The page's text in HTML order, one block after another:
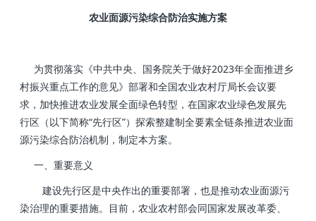
农业面源污染综合防治实施方案
为贯彻落实《中共中央、国务院关于做好2023年全面推进乡
村振兴重点工作的意见》部署和全国农业农村厅局长会议要
求，加快推进农业发展全面绿色转型，在国家农业绿色发展先
行区（以下简称“先行区”）探索整建制全要素全链条推进农业面
源污染综合防治机制，制定本方案。
一、重要意义
建设先行区是中央作出的重要部署，也是推动农业面源污
染治理的重要措施。目前，农业农村部会同国家发展改革委、